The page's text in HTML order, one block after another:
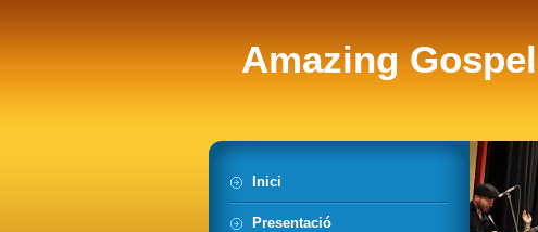
Amazing Gospel
Inici
Presentació